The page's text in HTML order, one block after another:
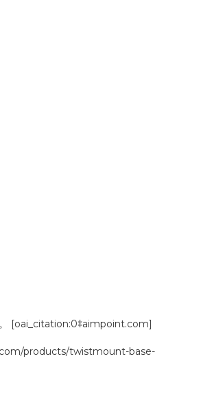
。 [oai_citation:0‡aimpoint.com]
products/twistmount-base-